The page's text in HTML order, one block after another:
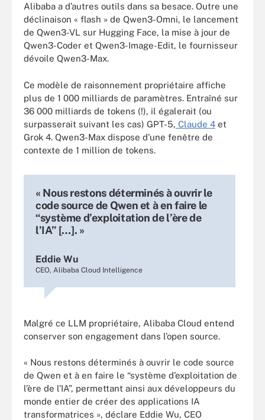
Alibaba a d’autres outils dans sa besace. Outre une
déclinaison « flash » de Qwen3-Omni, le lancement
de Qwen3-VL sur Hugging Face, la mise à jour de
Qwen3-Coder et Qwen3-Image-Edit, le fournisseur
dévoile Qwen3-Max.
Ce modèle de raisonnement propriétaire affiche
plus de 1 000 milliards de paramètres. Entraîné sur
36 000 milliards de tokens (!), il égalerait (ou
surpasserait suivant les cas) GPT-5, Claude 4 et
Grok 4. Qwen3-Max dispose d’une fenêtre de
contexte de 1 million de tokens.
« Nous restons déterminés à ouvrir le
code source de Qwen et à en faire le
“système d’exploitation de l’ère de
l’IA” […]. »
Eddie Wu
CEO, Alibaba Cloud Intelligence
Malgré ce LLM propriétaire, Alibaba Cloud entend
conserver son engagement dans l’open source.
« Nous restons déterminés à ouvrir le code source
de Qwen et à en faire le “système d’exploitation de
l’ère de l’IA”, permettant ainsi aux développeurs du
monde entier de créer des applications IA
transformatrices », déclare Eddie Wu, CEO